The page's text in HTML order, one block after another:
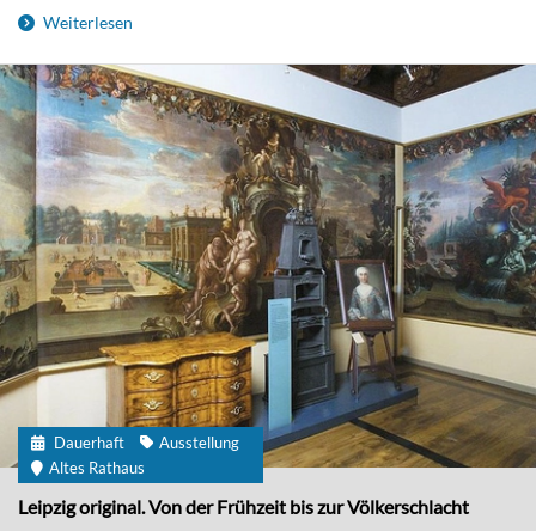
Weiterlesen
Dauerhaft
Ausstellung
Altes Rathaus
Leipzig original. Von der Frühzeit bis zur Völkerschlacht